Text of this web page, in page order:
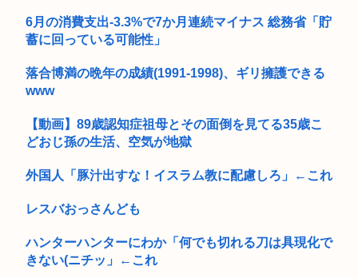
女子大...
閉スペク...
【画像】イケおじ(56)、中学生にナイフ突きつけて脅してレ●
【高校野球】熊本代表の有明高校が9回2アウトから大逆転勝
都立命...
6月の消費支出-3.3%で7か月連続マイナス 総務省「貯
蓄に回っている可能性」
落合博満の晩年の成績(1991-1998)、ギリ擁護できる
www
【動画】89歳認知症祖母とその面倒を見てる35歳こ
どおじ孫の生活、空気が地獄
外国人「豚汁出すな！イスラム教に配慮しろ」←これ
レスバおっさんども
ハンターハンターにわか「何でも切れる刀は具現化で
きない(ニチッ」←これ